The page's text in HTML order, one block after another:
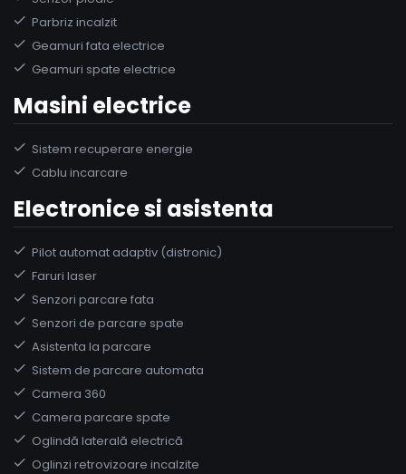
Parbriz incalzit
Geamuri fata electrice
Geamuri spate electrice
Masini electrice
Sistem recuperare energie
Cablu incarcare
Electronice si asistenta
Pilot automat adaptiv (distronic)
Faruri laser
Senzori parcare fata
Senzori de parcare spate
Asistenta la parcare
Sistem de parcare automata
Camera 360
Camera parcare spate
Oglindă laterală electrică
Oglinzi retrovizoare incalzite